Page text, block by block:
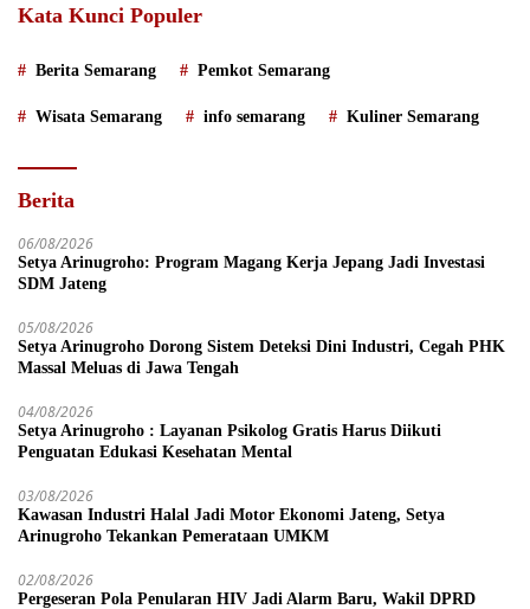
Kata Kunci Populer
Berita Semarang Pemkot Semarang
Wisata Semarang info semarang Kuliner Semarang
Berita
06/08/2026
Setya Arinugroho: Program Magang Kerja Jepang Jadi Investasi
SDM Jateng
05/08/2026
Setya Arinugroho Dorong Sistem Deteksi Dini Industri, Cegah PHK
Massal Meluas di Jawa Tengah
04/08/2026
Setya Arinugroho : Layanan Psikolog Gratis Harus Diikuti
Penguatan Edukasi Kesehatan Mental
03/08/2026
Kawasan Industri Halal Jadi Motor Ekonomi Jateng, Setya
Arinugroho Tekankan Pemerataan UMKM
02/08/2026
Pergeseran Pola Penularan HIV Jadi Alarm Baru, Wakil DPRD